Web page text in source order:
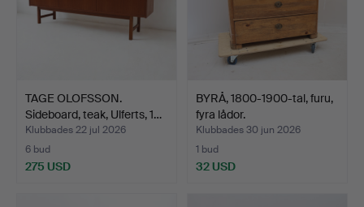
TAGE OLOFSSON.
Sideboard, teak, Ulferts, 1…
Klubbades 22 jul 2026
6 bud
275 USD
BYRÅ, 1800-1900-tal, furu,
fyra lådor.
Klubbades 30 jun 2026
1 bud
32 USD